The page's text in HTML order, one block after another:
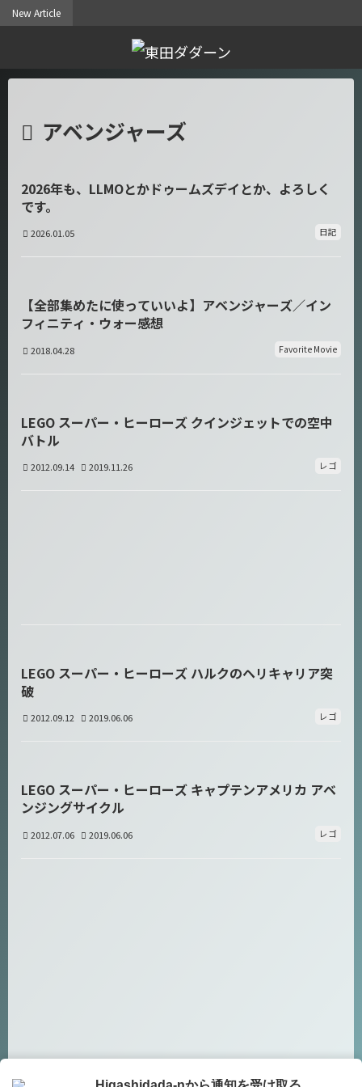
New Article
アベンジャーズ
2026年も、LLMOとかドゥームズデイとか、よろしく
です。
2026.01.05 日記
【全部集めたに使っていいよ】アベンジャーズ／イン
フィニティ・ウォー感想
2018.04.28 Favorite Movie
LEGO スーパー・ヒーローズ クインジェットでの空中
バトル
2012.09.14 2019.11.26 レゴ
LEGO スーパー・ヒーローズ ハルクのヘリキャリア突
破
2012.09.12 2019.06.06 レゴ
LEGO スーパー・ヒーローズ キャプテンアメリカ アベ
ンジングサイクル
2012.07.06 2019.06.06 レゴ